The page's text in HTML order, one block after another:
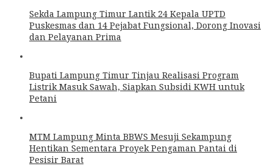
Sekda Lampung Timur Lantik 24 Kepala UPTD
Puskesmas dan 14 Pejabat Fungsional, Dorong Inovasi
dan Pelayanan Prima
Bupati Lampung Timur Tinjau Realisasi Program
Listrik Masuk Sawah, Siapkan Subsidi KWH untuk
Petani
MTM Lampung Minta BBWS Mesuji Sekampung
Hentikan Sementara Proyek Pengaman Pantai di
Pesisir Barat